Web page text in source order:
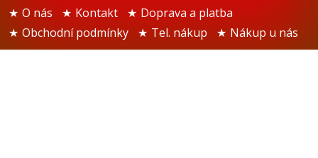
O nás Kontakt
Doprava a platba
Obchodní podmínky
Tel. nákup Nákup u nás